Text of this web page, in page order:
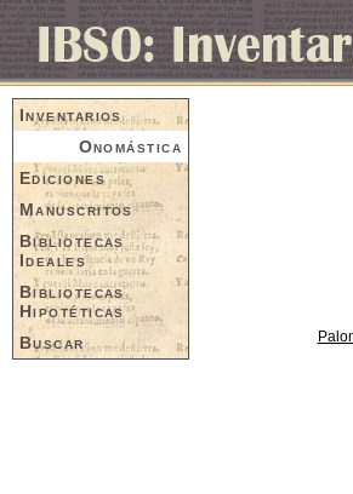
Inventarios
Onomástica
Ediciones
Manuscritos
Bibliotecas
Ideales
Bibliotecas
Hipotéticas
Buscar